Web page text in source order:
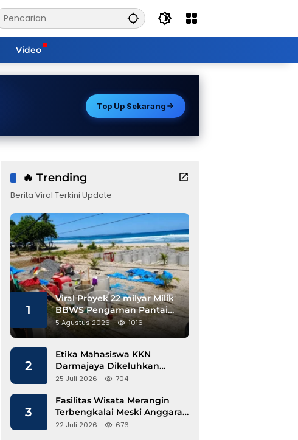
Video
Top Up Sekarang
🔥 Trending
Berita Viral Terkini Update
1
Viral Proyek 22 milyar Milik
BBWS Pengaman Pantai
Pesisir Barat Diduga
Gunakan Besi Banci
5 Agustus 2026 1016
2
Etika Mahasiswa KKN
Darmajaya Dikeluhkan
Kepala Pekon Sinar Jawa
25 Juli 2026 704
3
Fasilitas Wisata Merangin
Terbengkalai Meski Anggaran
Perawatan Terus Mengalir
22 Juli 2026 676